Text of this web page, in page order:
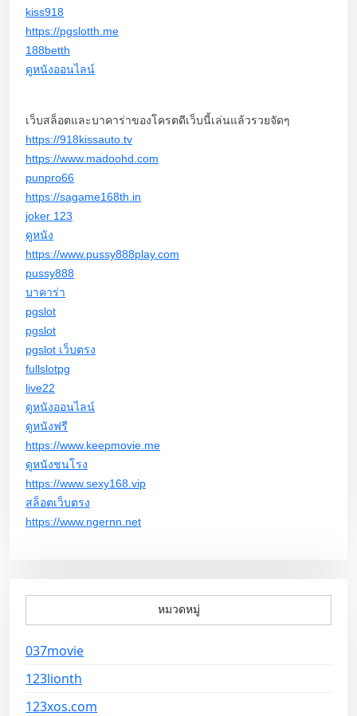
kiss918
https://pgslotth.me
188betth
ดูหนังออนไลน์
เว็บสล็อตและบาคาร่าของโครตดีเว็บนี้เล่นแล้วรวยจัดๆ
https://918kissauto.tv
https://www.madoohd.com
punpro66
https://sagame168th.in
joker 123
ดูหนัง
https://www.pussy888play.com
pussy888
บาคาร่า
pgslot
pgslot
pgslot เว็บตรง
fullslotpg
live22
ดูหนังออนไลน์
ดูหนังฟรี
https://www.keepmovie.me
ดูหนังชนโรง
https://www.sexy168.vip
สล็อตเว็บตรง
https://www.ngernn.net
หมวดหมู่
037movie
123lionth
123xos.com